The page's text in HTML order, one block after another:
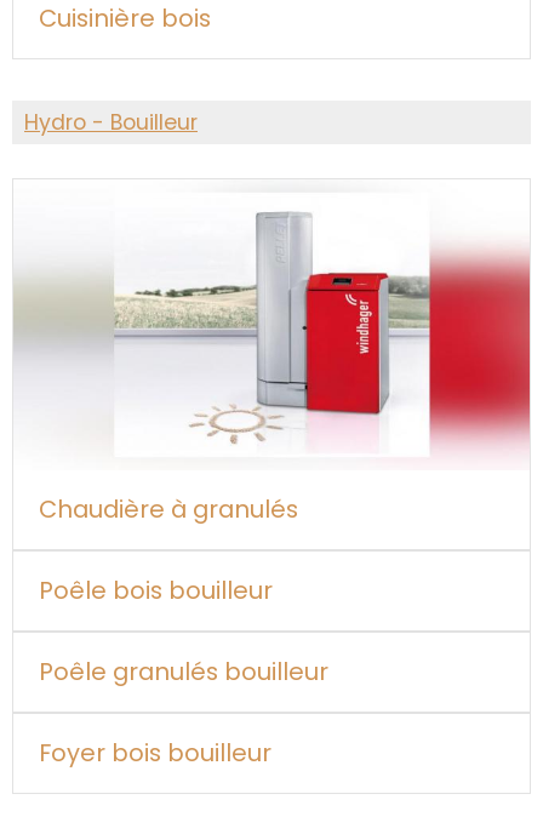
Cuisinière bois
Hydro - Bouilleur
Chaudière à granulés
Poêle bois bouilleur
Poêle granulés bouilleur
Foyer bois bouilleur